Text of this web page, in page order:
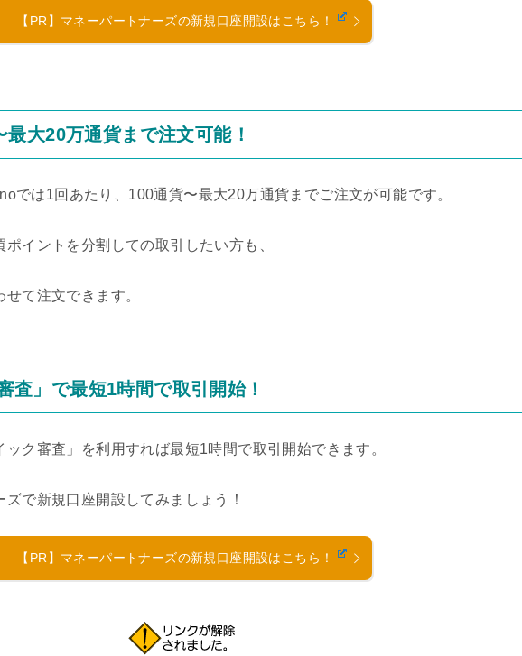
【PR】マネーパートナーズの新規口座開設はこちら！
大20万通貨まで注文可能！
では1回あたり、100通貨〜最大20万通貨までご注文が可能です。
イントを分割しての取引したい方も、
て注文できます。
査」で最短1時間で取引開始！
ク審査」を利用すれば最短1時間で取引開始できます。
で新規口座開設してみましょう！
【PR】マネーパートナーズの新規口座開設はこちら！